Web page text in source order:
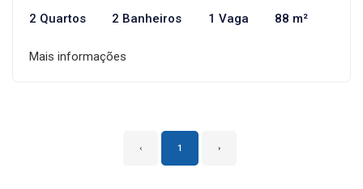
2 Quartos 2 Banheiros 1 Vaga 88 m²
Mais informações
‹ 1 ›